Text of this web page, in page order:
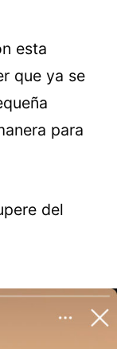
esta
que ya se
para
del